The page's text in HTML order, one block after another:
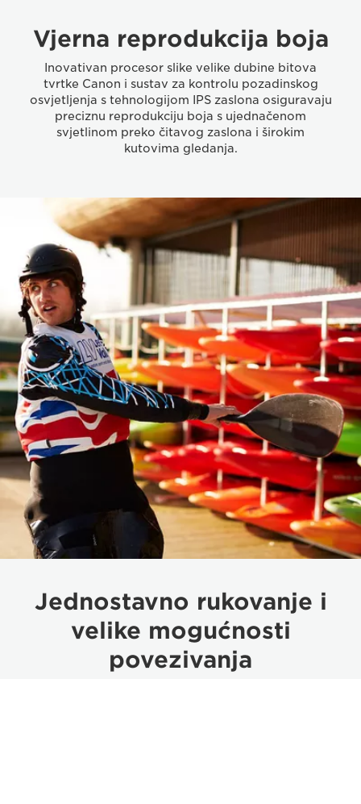
Vjerna reprodukcija boja
Inovativan procesor slike velike dubine bitova
tvrtke Canon i sustav za kontrolu pozadinskog
osvjetljenja s tehnologijom IPS zaslona osiguravaju
preciznu reprodukciju boja s ujednačenom
svjetlinom preko čitavog zaslona i širokim
kutovima gledanja.
Jednostavno rukovanje i
velike mogućnosti
povezivanja